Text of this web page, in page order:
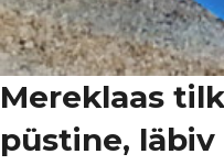
Mereklaas
püstine, läbiv